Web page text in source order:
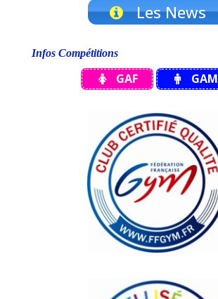
Les News
Infos Compétitions
GAF GAM